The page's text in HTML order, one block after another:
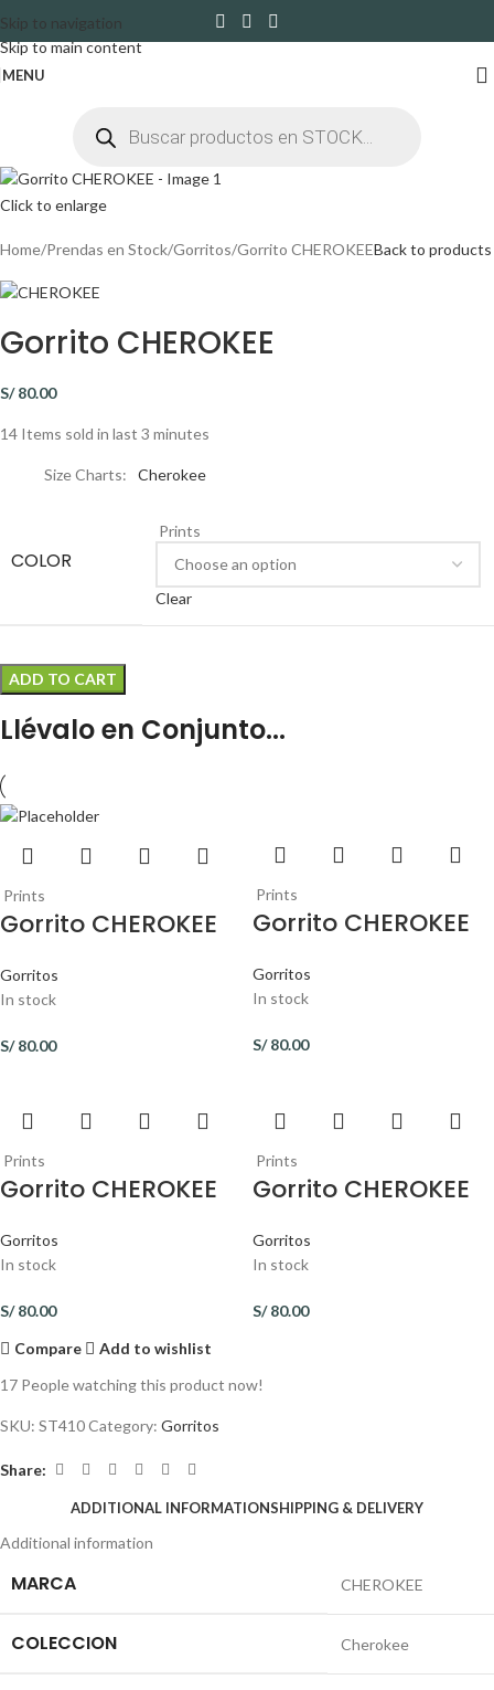
Skip to navigation
Skip to main content
MENU
Click to enlarge
Home Prendas en Stock Gorritos Gorrito CHEROKEEBack to products
Gorrito CHEROKEE
S/80.00
14 Items sold in last 3 minutes
Size Charts Cherokee
COLOR
Prints
Clear
ADD TO CART
Llévalo en Conjunto...
Prints
Gorrito CHEROKEE
Gorritos
In stock
S/80.00
Prints
Gorrito CHEROKEE
Gorritos
In stock
S/80.00
Prints
Gorrito CHEROKEE
Gorritos
In stock
S/80.00
Prints
Gorrito CHEROKEE
Gorritos
In stock
S/80.00
Compare
Add to wishlist
17 People watching this product now!
SKU: ST410Category: Gorritos
Share:
ADDITIONAL INFORMATIONSHIPPING & DELIVERY
Additional information
MARCA CHEROKEE
COLECCION Cherokee